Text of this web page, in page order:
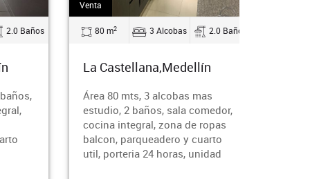
2.0 Baños
Venta
80 m2 3 Alcobas 2.0 Baños
La Castellana,Medellín
Área 80 mts, 3 alcobas mas
estudio, 2 baños, sala comedor,
cocina integral, zona de ropas
balcon, parqueadero y cuarto
util, porteria 24 horas, unidad